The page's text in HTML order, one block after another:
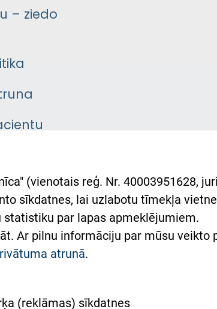
– ziedo
лікарні
Україною
(vienotais reģ. Nr. 40003951628,
sīkdatnes, lai uzlabotu tīmekļa
par lapas apmeklējumiem.
Ar pilnu informāciju par mūsu veikto
atrunā.
(reklāmas) sīkdatnes